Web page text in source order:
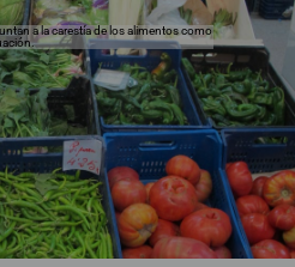
a la carestía de los alimentos como